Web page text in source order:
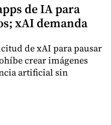
de IA para
xAI demanda
de xAI para pausar
crear imágenes
artificial sin